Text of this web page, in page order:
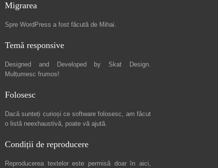
Migrarea
Spre WordPress a fost făcută de Mihai.
Temă responsive
Designed and Developed by Skat Design.
Mulțumesc frumos!
Folosesc
Dacă sunteți curioși ce software folosesc, am făcut
o listă neexhaustivă, poate vă ajută.
Condiții de reproducere
Reproducerea textelor este permisă doar în aici,